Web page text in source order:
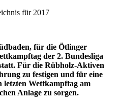
für 2017
für die Ötlinger
der 2. Bundesliga
Für die Rübholz-Aktiven
zu festigen und für eine
letzten Wettkampftag am
Anlage zu sorgen.